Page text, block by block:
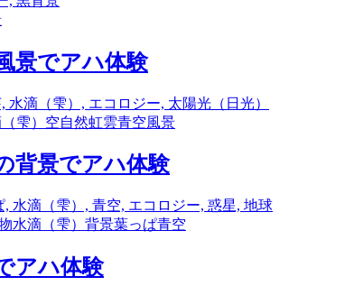
景でアハ体験
雫） 空自然虹雲青空風景
背景でアハ体験
水滴（雫） 背景葉っぱ青空
アハ体験